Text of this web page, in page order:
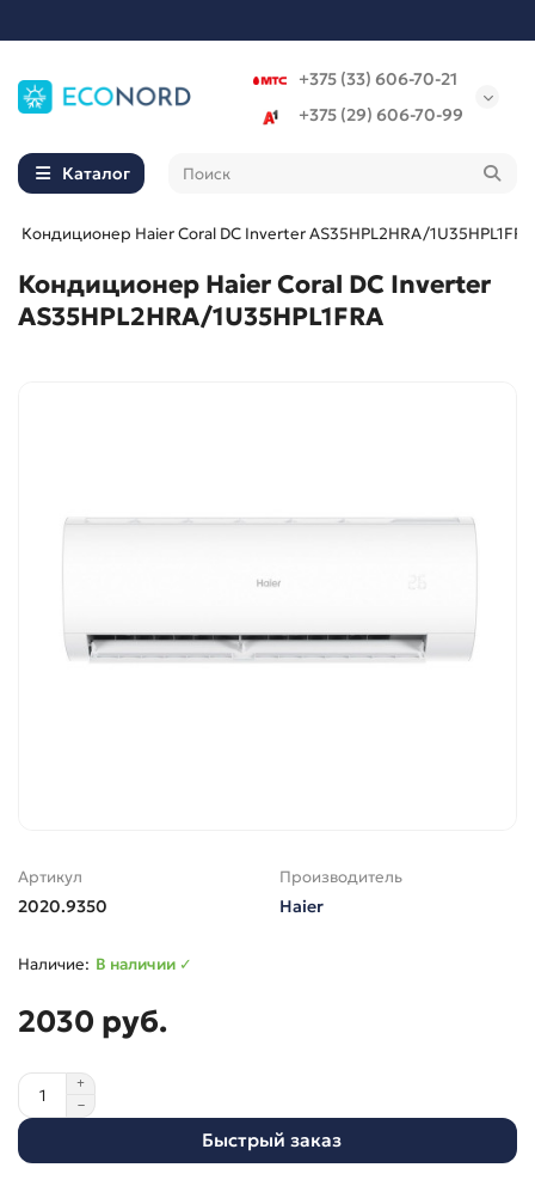
+375 (33) 606-70-21
+375 (29) 606-70-99
Каталог
Кондиционер Haier Coral DC Inverter AS35HPL2HRA/1U35HPL1FRA
Кондиционер Haier Coral DC Inverter
AS35HPL2HRA/1U35HPL1FRA
Артикул
2020.9350
Производитель
Haier
В наличии ✓
2030 руб.
Быстрый заказ